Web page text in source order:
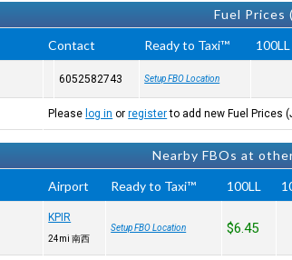
Fuel Prices
Contact Ready to Taxi™ 100LL
6052582743 Setup FBO Location
Please log in orregisterto add new Fuel Prices
Nearby FBOs at
Airport Ready to Taxi™ 100LL
KPIR
24mi 南西
Setup FBO Location $6.45